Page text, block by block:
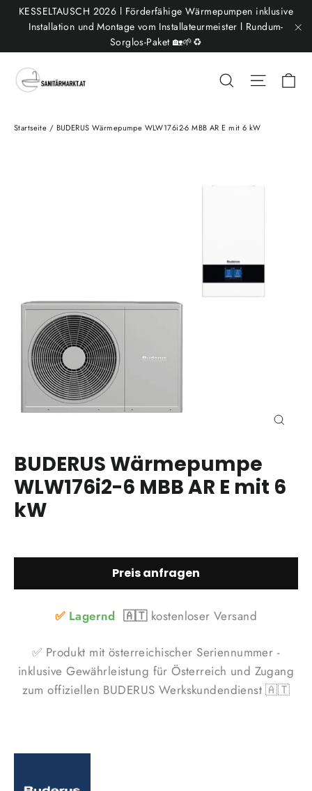
DirektKESSELTAUSCH 2026 l Förderfähige Wärmepumpen inklusive
Installation und Montage vom Installateurmeister l Rundum-
Sorglos-Paket 🏡🌱♻️
Suche
Startseite / BUDERUS Wärmepumpe WLW176i2-6 MBB AR E mit 6 kW
BUDERUS Wärmepumpe
WLW176i2-6 MBB AR E mit 6
kW
Preis anfragen
✅ Lagernd 🇦🇹kostenloser Versand
✅ Produkt mit österreichischer Seriennummer -
inklusive Gewährleistung für Österreich und Zugang
zum offiziellen BUDERUS Werkskundendienst 🇦🇹